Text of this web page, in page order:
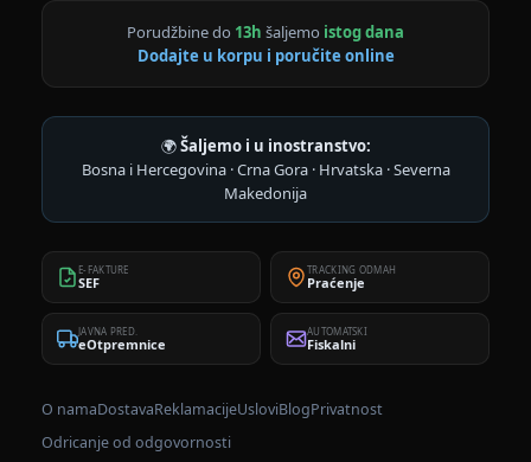
Porudžbine do 13h šaljemo istog dana
Dodajte u korpu i poručite online
🌍Šaljemo i u inostranstvo:
Bosna i Hercegovina · Crna Gora · Hrvatska · Severna
Makedonija
E-FAKTURE
SEF
TRACKING ODMAH
Praćenje
JAVNA PRED.
eOtpremnice
AUTOMATSKI
Fiskalni
O namaDostavaReklamacijeUsloviBlogPrivatnost
Odricanje od odgovornosti